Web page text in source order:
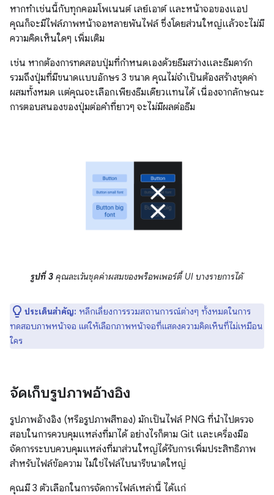
หากทำเช่นนี้กับทุกคอมโพเนนต์ เลย์เอาต์ และหน้าจอของแอป
คุณก็จะมีไฟล์ภาพหน้าจอหลายพันไฟล์ ซึ่งโดยส่วนใหญ่แล้วจะไม่มี
ความคิดเห็นใดๆ เพิ่มเติม
เช่น หากต้องการทดสอบปุ่มที่กําหนดเองด้วยธีมสว่างและธีมดาร์ก
รวมถึงปุ่มที่มีขนาดแบบอักษร 3 ขนาด คุณไม่จําเป็นต้องสร้างชุดค่า
ผสมทั้งหมด แต่คุณจะเลือกเพียงธีมเดียวแทนได้ เนื่องจากลักษณะ
การตอบสนองของปุ่มต่อคำที่ยาวๆ จะไม่มีผลต่อธีม
รูปที่ 3 คุณละเว้นชุดค่าผสมของพร็อพเพอร์ตี้ UI บางรายการได้
ประเด็นสำคัญ: หลีกเลี่ยงการรวมสถานการณ์ต่างๆ ทั้งหมดในการ
ทดสอบภาพหน้าจอ แต่ให้เลือกภาพหน้าจอที่แสดงความคิดเห็นที่ไม่เหมือน
ใคร
จัดเก็บรูปภาพอ้างอิง
รูปภาพอ้างอิง (หรือรูปภาพสีทอง) มักเป็นไฟล์ PNG ที่นำไปตรวจ
สอบในการควบคุมแหล่งที่มาได้ อย่างไรก็ตาม Git และเครื่องมือ
จัดการระบบควบคุมแหล่งที่มาส่วนใหญ่ได้รับการเพิ่มประสิทธิภาพ
สำหรับไฟล์ข้อความ ไม่ใช่ไฟล์ไบนารีขนาดใหญ่
คุณมี 3 ตัวเลือกในการจัดการไฟล์เหล่านี้ ได้แก่